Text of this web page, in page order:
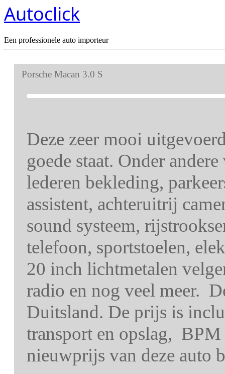
Autoclick
Een professionele auto importeur
Porsche Macan 3.0 S
Deze zeer mooi
goede staat. Onder
lederen bekleding,
assistent, achteruitrij
sound systeem,
telefoon, sportstoelen,
20 inch lichtmetalen
radio en nog veel meer.
Duitsland. De prijs is
transport en opslag,
nieuwprijs van deze auto